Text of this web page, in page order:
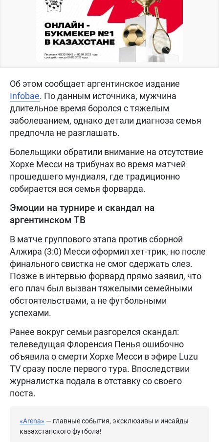
Об этом сообщает аргентинское издание
Infobae. По данным источника, мужчина
длительное время боролся с тяжелым
заболеванием, однако детали диагноза семья
предпочла не разглашать.
Болельщики обратили внимание на отсутствие
Хорхе Месси на трибунах во время матчей
прошедшего мундиаля, где традиционно
собирается вся семья форварда.
Эмоции на турнире и скандал на
аргентинском ТВ
В матче группового этапа против сборной
Алжира (3:0) Месси оформил хет-трик, но после
финального свистка не смог сдержать слез.
Позже в интервью форвард прямо заявил, что
его плач был вызван тяжелыми семейными
обстоятельствами, а не футбольными
успехами.
Ранее вокруг семьи разгорелся скандал:
телеведущая Флоренсия Пенья ошибочно
объявила о смерти Хорхе Месси в эфире Luzu
TV сразу после первого тура. Впоследствии
журналистка подала в отставку со своего
поста.
«Arena» — главные события, эксклюзивы и инсайды
казахстанского футбола!